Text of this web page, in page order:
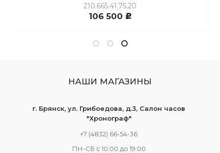
210.665.41.75.20
106 500 c
НАШИ МАГАЗИНЫ
г. Брянск, ул. Грибоедова, д.3, Салон часов
"Хронограф"
+7 (4832) 66-54-36
ПН-СБ с 10:00 до 19:00